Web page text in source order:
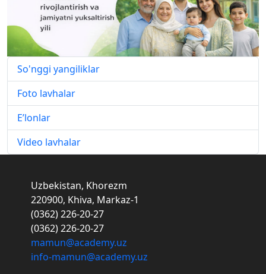
So'nggi yangiliklar
Foto lavhalar
E’lonlar
Video lavhalar
Uzbekistan, Khorezm
220900, Khiva, Markaz-1
(0362) 226-20-27
(0362) 226-20-27
mamun@academy.uz
info-mamun@academy.uz